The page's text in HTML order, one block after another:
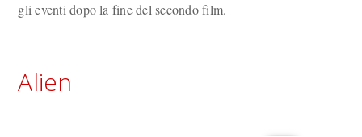
gli eventi dopo la fine del secondo film.
Alien